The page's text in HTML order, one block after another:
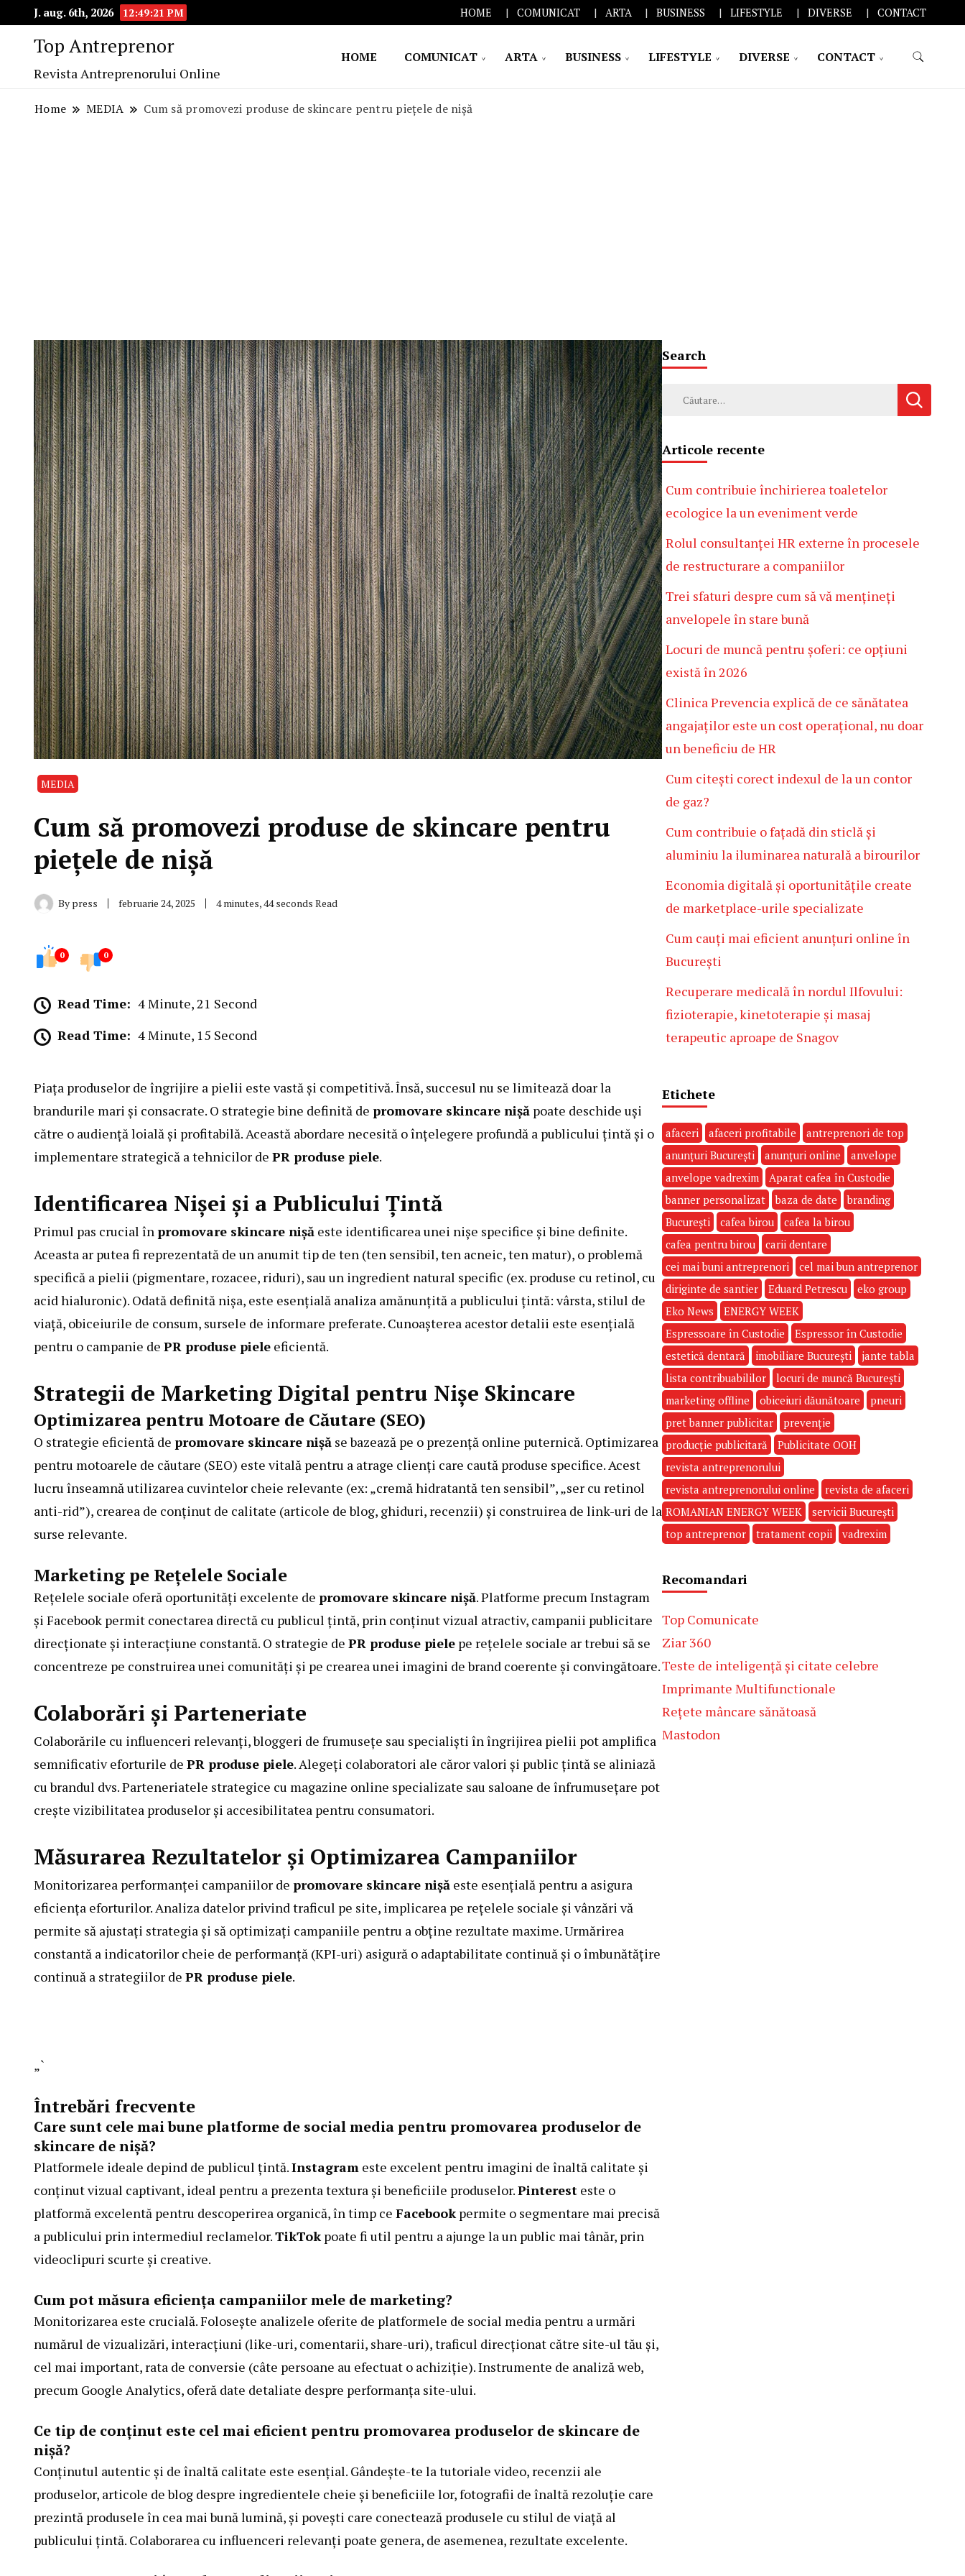
J. aug. 6th, 2026 12:49:22 PM HOME COMUNICAT ARTA BUSINESS LIFESTYLE DIVERSE CONTACT
Top Antreprenor
Revista Antreprenorului Online
HOME COMUNICAT ARTA BUSINESS LIFESTYLE DIVERSE CONTACT
Home MEDIA Cum să promovezi produse de skincare pentru piețele de nișă
MEDIA
Cum să promovezi produse de skincare pentru
piețele de nișă
By press februarie 24, 2025 4 minutes, 44 seconds Read
0 0
Read Time: 4 Minute, 21 Second
Read Time: 4 Minute, 15 Second
Piața produselor de îngrijire a pielii este vastă și competitivă. Însă, succesul nu se limitează doar la
brandurile mari și consacrate. O strategie bine definită de promovare skincare nișă poate deschide uși
către o audiență loială și profitabilă. Această abordare necesită o înțelegere profundă a publicului țintă și o
implementare strategică a tehnicilor de PR produse piele.
Identificarea Nișei și a Publicului Țintă
Primul pas crucial înpromovare skincare nișă este identificarea unei nișe specifice și bine definite.
Aceasta ar putea fi reprezentată de un anumit tip de ten (ten sensibil, ten acneic, ten matur), o problemă
specifică a pielii (pigmentare, rozacee, riduri), sau un ingredient natural specific (ex. produse cu retinol, cu
acid hialuronic). Odată definită nișa, este esențială analiza amănunțită a publicului țintă: vârsta, stilul de
viață, obiceiurile de consum, sursele de informare preferate. Cunoașterea acestor detalii este esențială
pentru o campanie de PR produse piele eficientă.
Strategii de Marketing Digital pentru Nișe Skincare
Optimizarea pentru Motoare de Căutare (SEO)
O strategie eficientă de promovare skincare nișă se bazează pe o prezență online puternică. Optimizarea
pentru motoarele de căutare (SEO) este vitală pentru a atrage clienți care caută produse specifice. Acest
lucru înseamnă utilizarea cuvintelor cheie relevante (ex: „cremă hidratantă ten sensibil”, „ser cu retinol
anti-rid”), crearea de conținut de calitate (articole de blog, ghiduri, recenzii) și construirea de link-uri de la
surse relevante.
Marketing pe Rețelele Sociale
Rețelele sociale oferă oportunități excelente de promovare skincare nișă. Platforme precum Instagram
și Facebook permit conectarea directă cu publicul țintă, prin conținut vizual atractiv, campanii publicitare
direcționate și interacțiune constantă. O strategie de PR produse piele pe rețelele sociale ar trebui să se
concentreze pe construirea unei comunități și pe crearea unei imagini de brand coerente și convingătoare.
Colaborări și Parteneriate
Colaborările cu influenceri relevanți, bloggeri de frumusețe sau specialiști în îngrijirea pielii pot amplifica
semnificativ eforturile de PR produse piele. Alegeți colaboratori ale căror valori și public țintă se aliniază
cu brandul dvs. Parteneriatele strategice cu magazine online specializate sau saloane de înfrumusețare pot
crește vizibilitatea produselor și accesibilitatea pentru consumatori.
Măsurarea Rezultatelor și Optimizarea Campaniilor
Monitorizarea performanței campaniilor de promovare skincare nișă este esențială pentru a asigura
eficiența eforturilor. Analiza datelor privind traficul pe site, implicarea pe rețelele sociale și vânzări vă
permite să ajustați strategia și să optimizați campaniile pentru a obține rezultate maxime. Urmărirea
constantă a indicatorilor cheie de performanță (KPI-uri) asigură o adaptabilitate continuă și o îmbunătățire
continuă a strategiilor de PR produse piele.
„`
Întrebări frecvente
Care sunt cele mai bune platforme de social media pentru promovarea produselor de
skincare de nișă?
Platformele ideale depind de publicul țintă.Instagram este excelent pentru imagini de înaltă calitate și
conținut vizual captivant, ideal pentru a prezenta textura și beneficiile produselor.Pinterest este o
platformă excelentă pentru descoperirea organică, în timp ce Facebookpermite o segmentare mai precisă
a publicului prin intermediul reclamelor.TikTokpoate fi util pentru a ajunge la un public mai tânăr, prin
videoclipuri scurte și creative.
Cum pot măsura eficiența campaniilor mele de marketing?
Monitorizarea este crucială. Folosește analizele oferite de platformele de social media pentru a urmări
numărul de vizualizări, interacțiuni (like-uri, comentarii, share-uri), traficul direcționat către site-ul tău și,
cel mai important, rata de conversie (câte persoane au efectuat o achiziție). Instrumente de analiză web,
precum Google Analytics, oferă date detaliate despre performanța site-ului.
Ce tip de conținut este cel mai eficient pentru promovarea produselor de skincare de
nișă?
Conținutul autentic și de înaltă calitate este esențial. Gândește-te la tutoriale video, recenzii ale
produselor, articole de blog despre ingredientele cheie și beneficiile lor, fotografii de înaltă rezoluție care
prezintă produsele în cea mai bună lumină, și povești care conectează produsele cu stilul de viață al
publicului țintă. Colaborarea cu influenceri relevanți poate genera, de asemenea, rezultate excelente.
Search
Caută
după:
Articole recente
Cum contribuie închirierea toaletelor
ecologice la un eveniment verde
Rolul consultanței HR externe în procesele
de restructurare a companiilor
Trei sfaturi despre cum să vă mențineți
anvelopele în stare bună
Locuri de muncă pentru șoferi: ce opțiuni
există în 2026
Clinica Prevencia explică de ce sănătatea
angajaților este un cost operațional, nu doar
un beneficiu de HR
Cum citești corect indexul de la un contor
de gaz?
Cum contribuie o fațadă din sticlă și
aluminiu la iluminarea naturală a birourilor
Economia digitală și oportunitățile create
de marketplace-urile specializate
Cum cauți mai eficient anunțuri online în
București
Recuperare medicală în nordul Ilfovului:
fizioterapie, kinetoterapie și masaj
terapeutic aproape de Snagov
Etichete
afaceri afaceri profitabile
antreprenori de top
anunțuri București
anunțuri online
anvelope
anvelope vadrexim
Aparat cafea în Custodie
banner personalizat
baza de date
branding
București
cafea birou
cafea la birou
cafea pentru birou
carii dentare
cei mai buni antreprenori
cel mai bun antreprenor
diriginte de santier
Eduard Petrescu
eko group
Eko News
ENERGY WEEK
Espressoare în Custodie
Espressor în Custodie
estetică dentară
imobiliare București
jante tabla
lista contribuabililor
locuri de muncă București
marketing offline
obiceiuri dăunătoare
pneuri
pret banner publicitar
prevenție
producție publicitară
Publicitate OOH
revista antreprenorului
revista antreprenorului online
revista de afaceri
ROMANIAN ENERGY WEEK
servicii București
top antreprenor
tratament copii vadrexim
Recomandari
Top Comunicate
Ziar 360
Teste de inteligență și citate celebre
Imprimante Multifunctionale
Rețete mâncare sănătoasă
Mastodon